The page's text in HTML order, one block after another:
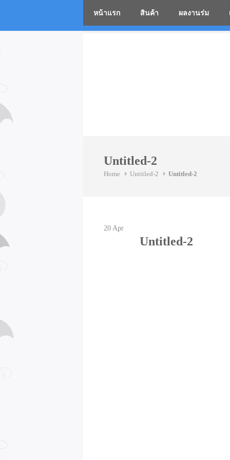
หน้าแรก สินค้า ผลงานร่ม
Untitled-2
Home Untitled-2 Untitled-2
20 Apr
Untitled-2
โรงงาน